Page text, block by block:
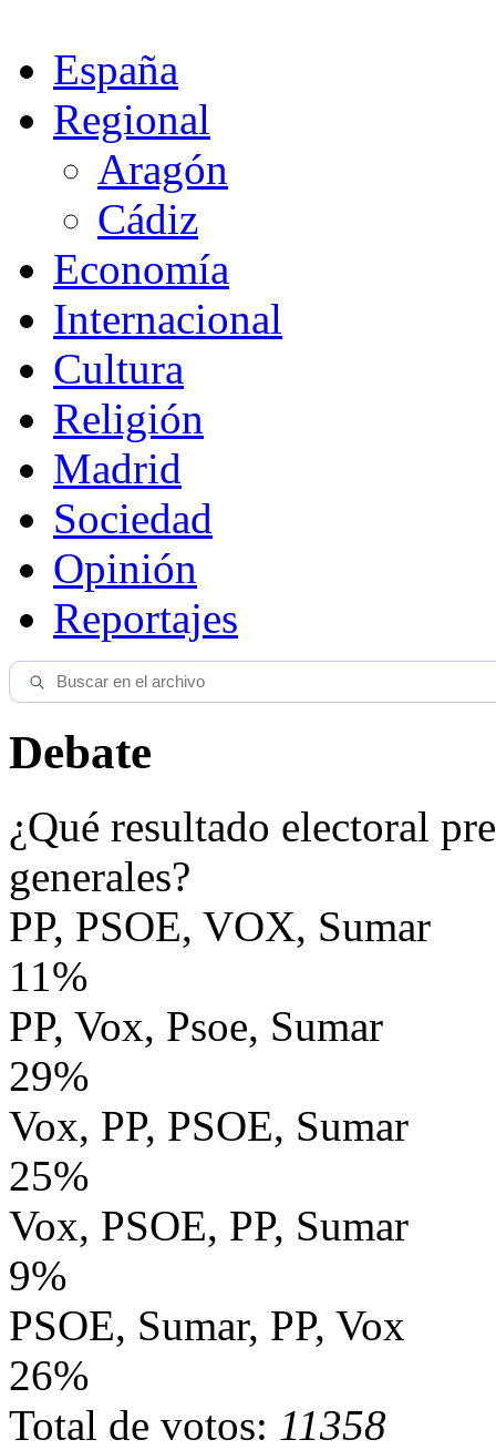
España
Regional
Aragón
Cádiz
Economía
Internacional
Cultura
Religión
Madrid
Sociedad
Opinión
Reportajes
Debate
¿Qué resultado electoral
generales?
PP, PSOE, VOX, Sumar
11%
PP, Vox, Psoe, Sumar
29%
Vox, PP, PSOE, Sumar
25%
Vox, PSOE, PP, Sumar
9%
PSOE, Sumar, PP, Vox
26%
Total de votos: 11358